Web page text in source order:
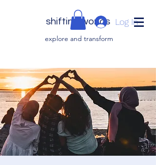
shifting worlds
explore and transform
Log In